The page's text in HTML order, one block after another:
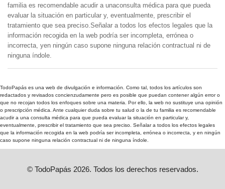
familia es recomendable acudir a unaconsulta médica para que pueda
evaluar la situación en particular y, eventualmente, prescribir el
tratamiento que sea preciso.Señalar a todos los efectos legales que la
información recogida en la web podría ser incompleta, errónea o
incorrecta, yen ningún caso supone ninguna relación contractual ni de
ninguna índole.
TodoPapás es una web de divulgación e información. Como tal, todos los artículos son
redactados y revisados concienzudamente pero es posible que puedan contener algún error o
que no recojan todos los enfoques sobre una materia. Por ello, la web no sustituye una opinión
o prescripción médica. Ante cualquier duda sobre tu salud o la de tu familia es recomendable
acudir a una consulta médica para que pueda evaluar la situación en particular y,
eventualmente, prescribir el tratamiento que sea preciso. Señalar a todos los efectos legales
que la información recogida en la web podría ser incompleta, errónea o incorrecta, y en ningún
caso supone ninguna relación contractual ni de ninguna índole.
© TodoPapás 2026. Todos los derechos reservados.